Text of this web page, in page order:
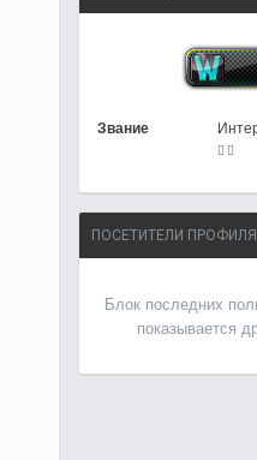
Звание
ПОСЕТИТЕЛИ ПРОФИЛЯ
Блок последних
показывается